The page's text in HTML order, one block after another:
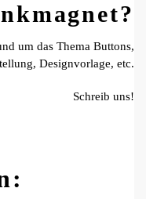
um das Thema Buttons,
Designvorlage, etc.
Schreib uns!